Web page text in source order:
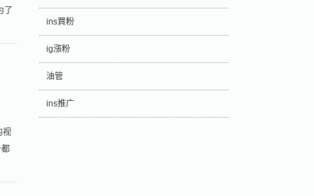
了
视
ins買粉
ig漲粉
油管
ins推广